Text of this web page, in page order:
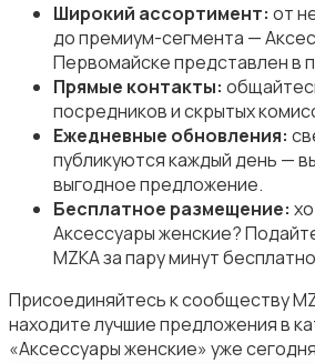
Платья и юбки
Свитеры и толстовки
Широкий ассортимент: от
до премиум-сегмента —
Первомайске представлен в
Прямые контакты:
посредников и скрытых
Ежедневные обновления:
публикуются каждый день —
выгодное предложение.
Бесплатное размещение:
Аксессуары женские?
MZKA за пару минут
Присоединяйтесь к сообществу
находите лучшие предложения в
«Аксессуары женские» уже